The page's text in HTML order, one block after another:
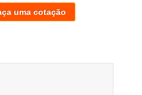
uma cotação